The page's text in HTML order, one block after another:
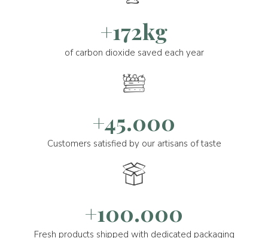
+172kg
of carbon dioxide saved each year
+45.000
Customers satisfied by our artisans of taste
+100.000
Fresh products shipped with dedicated packaging